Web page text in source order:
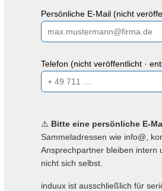
Persönliche E-Mail (nicht
Telefon (nicht veröffentlicht ·
⚠️ Bitte eine persönliche E-
Sammeladressen wie info@,
Ansprechpartner bleiben intern
nicht sich selbst.
induux ist ausschließlich für